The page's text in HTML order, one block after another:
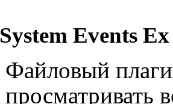
System Events
Файловый
просматривать